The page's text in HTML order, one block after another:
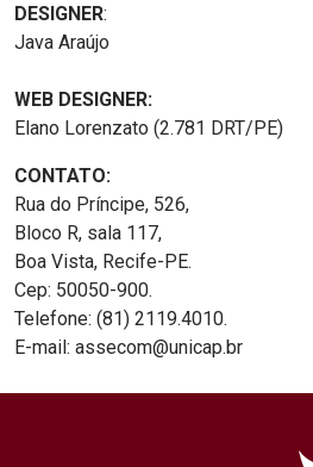
DESIGNER:
Java Araújo
WEB DESIGNER:
Elano Lorenzato (2.781 DRT/PE)
CONTATO:
Rua do Príncipe, 526,
Bloco R, sala 117,
Boa Vista, Recife-PE.
Cep: 50050-900.
Telefone: (81) 2119.4010.
E-mail: assecom@unicap.br